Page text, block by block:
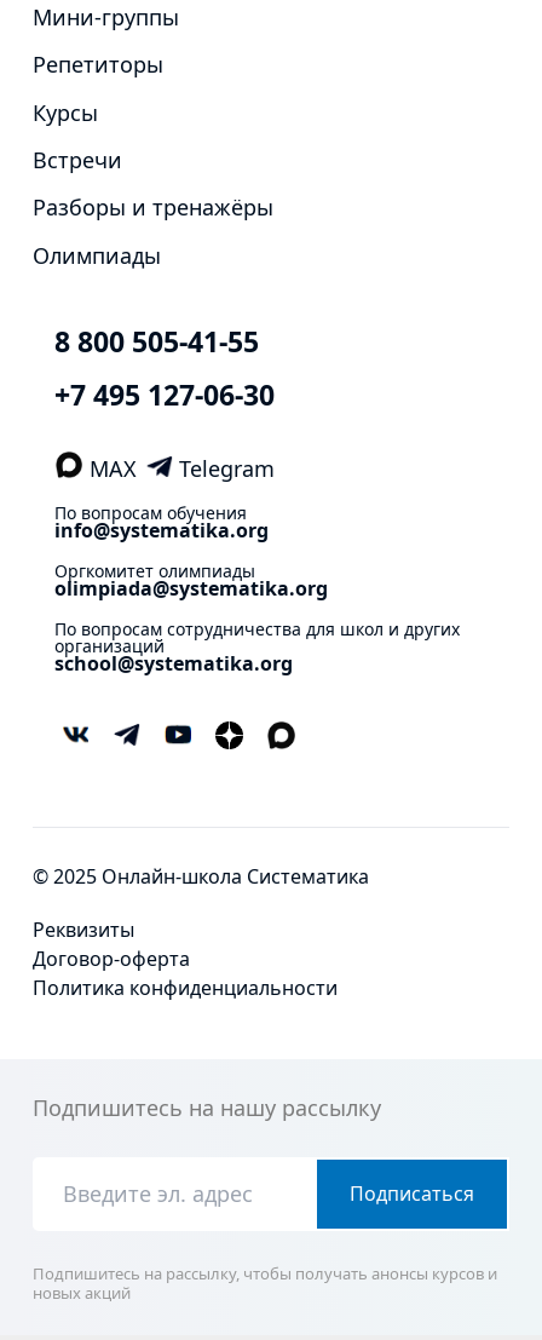
Мини-группы
Репетиторы
Курсы
Встречи
Разборы и тренажёры
Олимпиады
8 800 505-41-55
+7 495 127-06-30
MAX Telegram
По вопросам обучения
info@systematika.org
Оргкомитет олимпиады
olimpiada@systematika.org
По вопросам сотрудничества для школ и других
организаций
school@systematika.org
© 2025 Онлайн-школа Систематика
Реквизиты
Договор-оферта
Политика конфиденциальности
Подпишитесь на нашу рассылку
Подписаться
Подпишитесь на рассылку, чтобы получать анонсы курсов и
новых акций